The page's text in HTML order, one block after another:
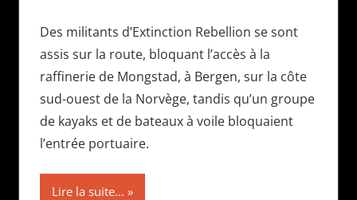
Des militants d’Extinction Rebellion se sont
assis sur la route, bloquant l’accès à la
raffinerie de Mongstad, à Bergen, sur la côte
sud-ouest de la Norvège, tandis qu’un groupe
de kayaks et de bateaux à voile bloquaient
l’entrée portuaire.
Lire la suite...